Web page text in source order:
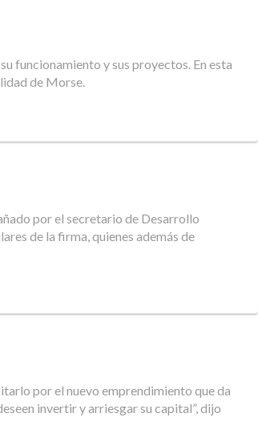
funcionamiento y sus proyectos. En esta
de Morse.
por el secretario de Desarrollo
de la firma, quienes además de
por el nuevo emprendimiento que da
invertir y arriesgar su capital”, dijo